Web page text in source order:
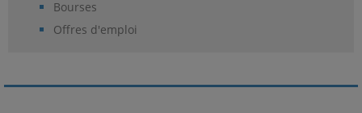
Bourses
Offres d'emploi